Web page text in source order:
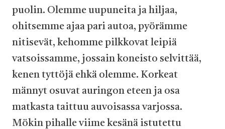
puolin. Olemme uupuneita ja hiljaa,
ohitsemme ajaa pari autoa, pyörämme
nitisevät, kehomme pilkkovat leipiä
vatsoissamme, jossain koneisto selvittää,
kenen tyttöjä ehkä olemme. Korkeat
männyt osuvat auringon eteen ja osa
matkasta taittuu auvoisassa varjossa.
Mökin pihalle viime kesänä istutettu